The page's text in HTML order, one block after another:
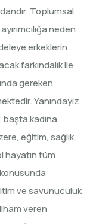
Toplumsal
neden
erkeklerin
farkındalık ile
gereken
Yanındayız,
kadına
eğitim, sağlık,
hayatın tüm
ve savunuculuk
veren